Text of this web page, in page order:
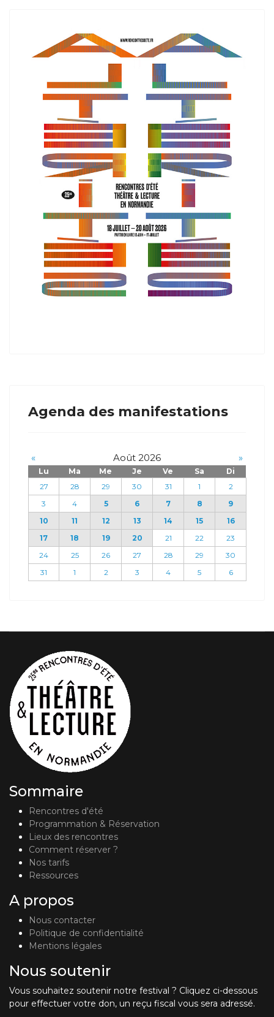
Agenda des manifestations
« Août 2026 »
Lu Ma Me Je Ve Sa
Di
27
28 29 30 31 1
2
3
4 5 6 7 8
9
10
11 12 13 14 15
16
17
18 19 20 21 22
23
24
25 26 27 28 29
30
31
1 2 3 4 5 6
Sommaire
Rencontres d'été
Programmation & Réservation
Lieux des rencontres
Comment réserver ?
Nos tarifs
Ressources
A propos
Nous contacter
Politique de confidentialité
Mentions légales
Nous soutenir
Vous souhaitez soutenir notre festival ? Cliquez ci-dessous
pour effectuer votre don, un reçu fiscal vous sera adressé.